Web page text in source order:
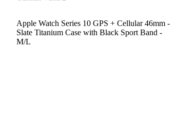
Apple Watch Series 10 GPS + Cellular 46mm -
Slate Titanium Case with Black Sport Band -
M/L